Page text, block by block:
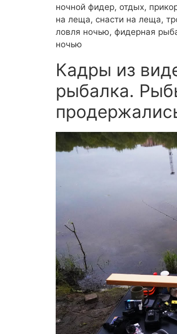
ночной фидер, отдых,
на леща, снасти на леща,
ловля ночью, фидерная
ночью
Кадры из
рыбалка.